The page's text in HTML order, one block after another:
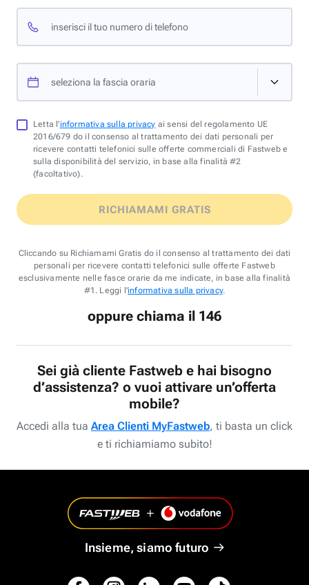
inserisci il tuo numero di telefono
seleziona la fascia oraria
Letta l'informativa sulla privacy ai sensi del regolamento UE
2016/679 do il consenso al trattamento dei dati personali per
ricevere contatti telefonici sulle offerte commerciali di Fastweb e
sulla disponibilità del servizio, in base alla finalità #2
(facoltativo).
RICHIAMAMI GRATIS
Cliccando su Richiamami Gratis do il consenso al trattamento dei dati
personali per ricevere contatti telefonici sulle offerte Fastweb
esclusivamente nelle fasce orarie da me indicate, in base alla finalità
#1. Leggi l'informativa sulla privacy.
oppure chiama il 146
Sei già cliente Fastweb e hai bisogno
d’assistenza? o vuoi attivare un’offerta
mobile?
Accedi alla tua Area Clienti MyFastweb, ti basta un click
e ti richiamiamo subito!
Insieme, siamo futuro